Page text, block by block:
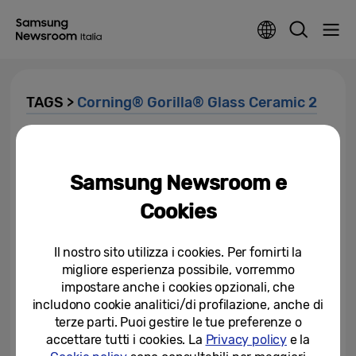
TAGS > Corning® Gorilla® Glass Ceramic 2
superare ogni limite
30-05-2025
disponibile in Europa, stabilendo
un nuovo standard per gli...
30-05-2025
Arriva Samsung Galaxy S25
Edge: una meraviglia
Samsung Newsroom e
Cookies
Il nostro sito utilizza i cookies. Per fornirti la
migliore esperienza possibile, vorremmo
impostare anche i cookies opzionali, che
includono cookie analitici/di profilazione, anche di
terze parti. Puoi gestire le tue preferenze o
accettare tutti i cookies. La Privacy policye la